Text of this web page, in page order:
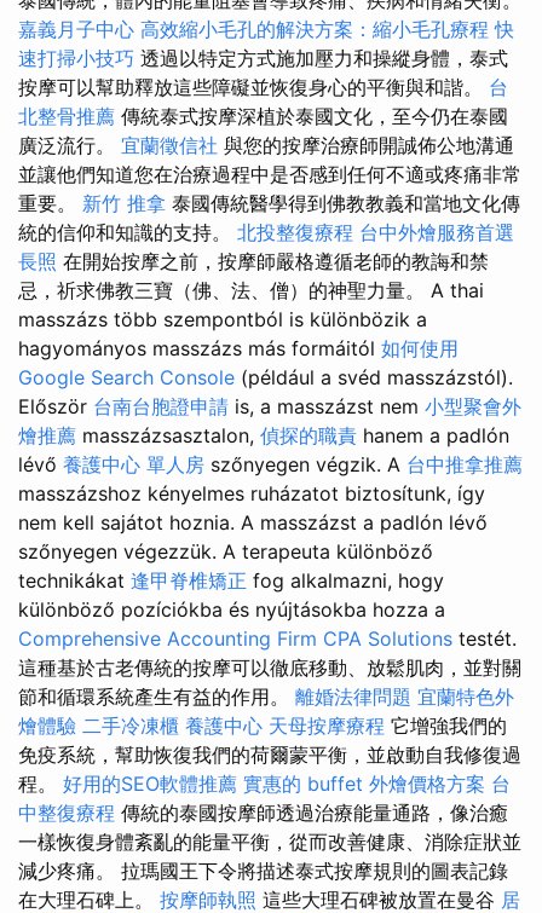
嘉義月子中心 高效縮小毛孔的解決方案：縮小毛孔療程 快
速打掃小技巧 透過以特定方式施加壓力和操縱身體，泰式
按摩可以幫助釋放這些障礙並恢復身心的平衡與和諧。 台
北整骨推薦 傳統泰式按摩深植於泰國文化，至今仍在泰國
廣泛流行。 宜蘭徵信社 與您的按摩治療師開誠佈公地溝通
並讓他們知道您在治療過程中是否感到任何不適或疼痛非常
重要。 新竹 推拿 泰國傳統醫學得到佛教教義和當地文化傳
統的信仰和知識的支持。 北投整復療程 台中外燴服務首選
長照 在開始按摩之前，按摩師嚴格遵循老師的教誨和禁
忌，祈求佛教三寶（佛、法、僧）的神聖力量。 A thai
masszázs több szempontból is különbözik a
hagyományos masszázs más formáitól 如何使用
Google Search Console (például a svéd masszázstól).
Először 台南台胞證申請 is, a masszázst nem 小型聚會外
燴推薦 masszázsasztalon, 偵探的職責 hanem a padlón
lévő 養護中心 單人房 szőnyegen végzik. A 台中推拿推薦
masszázshoz kényelmes ruházatot biztosítunk, így
nem kell sajátot hoznia. A masszázst a padlón lévő
szőnyegen végezzük. A terapeuta különböző
technikákat 逢甲脊椎矯正 fog alkalmazni, hogy
különböző pozíciókba és nyújtásokba hozza a
Comprehensive Accounting Firm CPA Solutions testét.
這種基於古老傳統的按摩可以徹底移動、放鬆肌肉，並對關
節和循環系統產生有益的作用。 離婚法律問題 宜蘭特色外
燴體驗 二手冷凍櫃 養護中心 天母按摩療程 它增強我們的
免疫系統，幫助恢復我們的荷爾蒙平衡，並啟動自我修復過
程。 好用的SEO軟體推薦 實惠的 buffet 外燴價格方案 台
中整復療程 傳統的泰國按摩師透過治療能量通路，像治癒
一樣恢復身體紊亂的能量平衡，從而改善健康、消除症狀並
減少疼痛。 拉瑪國王下令將描述泰式按摩規則的圖表記錄
在大理石碑上。 按摩師執照 這些大理石碑被放置在曼谷 居